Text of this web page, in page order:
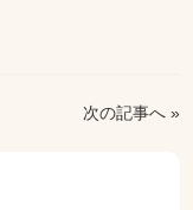
次の記事へ »